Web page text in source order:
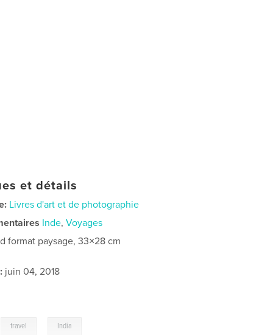
et détails
Livres d'art et de photographie
Inde,Voyages
format paysage, 33×28 cm
juin 04, 2018
travel India